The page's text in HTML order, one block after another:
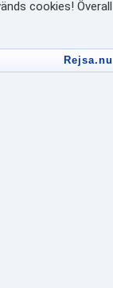
cookies!